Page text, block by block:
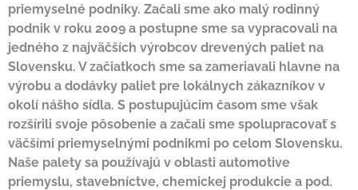
priemyselné podniky. Začali sme ako malý rodinný
podnik v roku 2009 a postupne sme sa vypracovali na
jedného z najväčších výrobcov drevených paliet na
Slovensku. V začiatkoch sme sa zameriavali hlavne na
výrobu a dodávky paliet pre lokálnych zákazníkov v
okolí nášho sídla. S postupujúcim časom sme však
rozšírili svoje pôsobenie a začali sme spolupracovať s
väčšími priemyselnými podnikmi po celom Slovensku.
Naše palety sa používajú v oblasti automotive
priemyslu, stavebníctve, chemickej produkcie a pod.